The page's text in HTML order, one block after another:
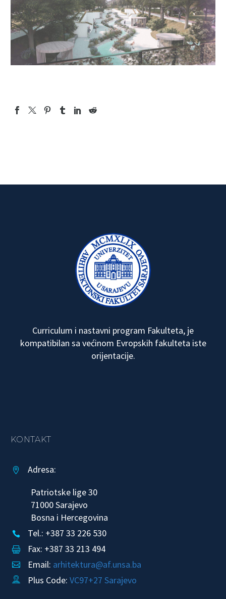
Curriculum i nastavni program Fakulteta, je
kompatibilan sa većinom Evropskih fakulteta iste
orijentacije.
KONTAKT


Adresa:
Patriotske lige 30
71000 Sarajevo
Bosna i Hercegovina

 Tel.: +387 33 226 530

 Fax: +387 33 213 494

 Email: arhitektura@af.unsa.ba

 Plus Code: VC97+27 Sarajevo